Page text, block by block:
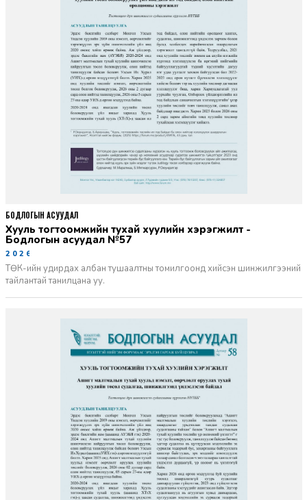
Хууль тогтоомжийн тухай хуулийн хэрэгжилт -
Бодлогын асуудал №57
2026-06-02
ТӨК-ийн удирдах албан тушаалтны томилгоонд хийсэн шинжилгээний
тайлантай танилцана уу.
БОДЛОГЫН АСУУДАЛ